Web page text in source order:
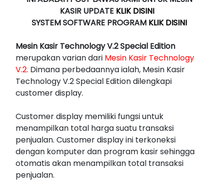
KASIR UPDATE KLIK DISINI
SYSTEM SOFTWARE PROGRAM KLIK DISINI
Mesin Kasir Technology V.2 Special Edition
merupakan varian dari Mesin Kasir Technology
V.2. Dimana perbedaannya ialah, Mesin Kasir
Technology V.2 Special Edition dilengkapi
customer display.
Customer display memiliki fungsi untuk
menampilkan total harga suatu transaksi
penjualan. Customer display ini terkoneksi
dengan komputer dan program kasir sehingga
otomatis akan menampilkan total transaksi
penjualan.